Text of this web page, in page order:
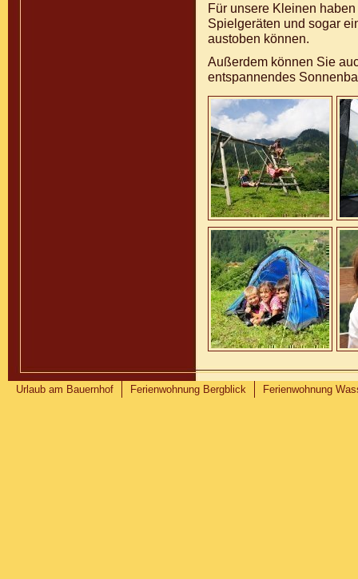
Für unsere Kleinen
Spielgeräten und sogar
austoben können.
Außerdem können Sie
entspannendes
Urlaub am Bauernhof Ferienwohnung Bergblick Ferienwohnung